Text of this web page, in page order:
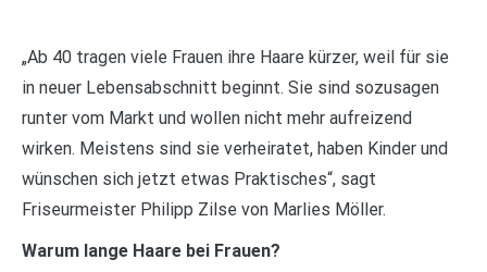
„Ab 40 tragen viele Frauen ihre Haare kürzer, weil für sie
in neuer Lebensabschnitt beginnt. Sie sind sozusagen
runter vom Markt und wollen nicht mehr aufreizend
wirken. Meistens sind sie verheiratet, haben Kinder und
wünschen sich jetzt etwas Praktisches“, sagt
Friseurmeister Philipp Zilse von Marlies Möller.
Warum lange Haare bei Frauen?